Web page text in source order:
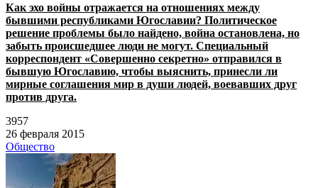
Как эхо войны отражается на отношениях между
бывшими республиками Югославии? Политическое
решение проблемы было найдено, война остановлена, но
забыть происшедшее люди не могут. Специальный
корреспондент «Совершенно секретно» отправился в
бывшую Югославию, чтобы выяснить, принесли ли
мирные соглашения мир в души людей, воевавших друг
против друга.
3957
26 февраля 2015
Общество